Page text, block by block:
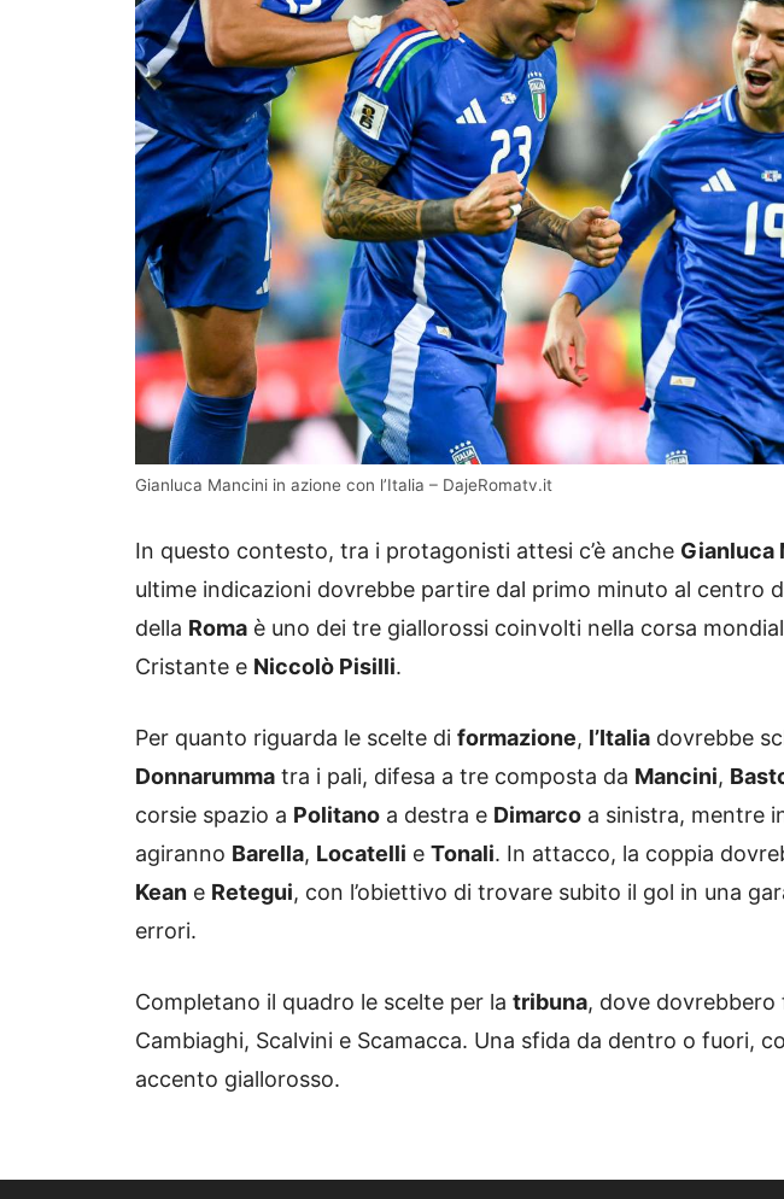
Gianluca Mancini in azione con l’Italia – DajeRomatv.it
In questo contesto, tra i protagonisti attesi c’è anche Gianluca
ultime indicazioni dovrebbe partire dal primo minuto al centro
della Roma è uno dei tre giallorossi coinvolti nella corsa
Cristante e Niccolò Pisilli.
Per quanto riguarda le scelte di formazione, l’Italia dovrebbe
Donnarumma tra i pali, difesa a tre composta da Mancini,
corsie spazio a Politano a destra e Dimarco a sinistra, mentre
agiranno Barella, Locatelli e Tonali. In attacco, la coppia
Kean e Retegui, con l’obiettivo di trovare subito il gol in una
errori.
Completano il quadro le scelte per la tribuna, dove dovrebbero
Cambiaghi, Scalvini e Scamacca. Una sfida da dentro o fuori,
accento giallorosso.